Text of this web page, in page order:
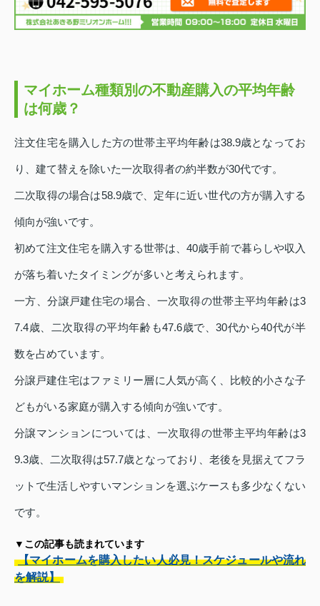
マイホーム種類別の不動産購入の平均年齢
は何歳？
注文住宅を購入した方の世帯主平均年齢は38.9歳となってお
り、建て替えを除いた一次取得者の約半数が30代です。
二次取得の場合は58.9歳で、定年に近い世代の方が購入する
傾向が強いです。
初めて注文住宅を購入する世帯は、40歳手前で暮らしや収入
が落ち着いたタイミングが多いと考えられます。
一方、分譲戸建住宅の場合、一次取得の世帯主平均年齢は3
7.4歳、二次取得の平均年齢も47.6歳で、30代から40代が半
数を占めています。
分譲戸建住宅はファミリー層に人気が高く、比較的小さな子
どもがいる家庭が購入する傾向が強いです。
分譲マンションについては、一次取得の世帯主平均年齢は3
9.3歳、二次取得は57.7歳となっており、老後を見据えてフラ
ットで生活しやすいマンションを選ぶケースも多少なくない
です。
▼この記事も読まれています
【マイホームを購入したい人必見！スケジュールや流れ
を解説】